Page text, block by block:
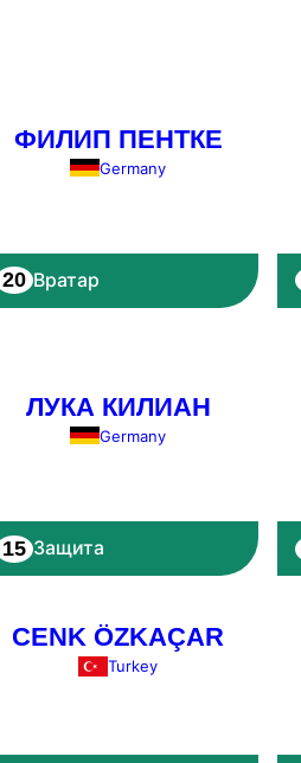
ФИЛИП ПЕНТКЕ
Germany
20 Вратар
ЛУКА КИЛИАН
Germany
15 Защита
CENK ÖZKAÇAR
Turkey